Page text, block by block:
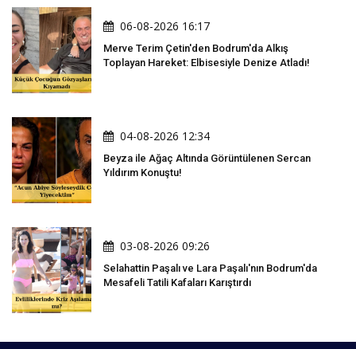
06-08-2026 16:17
Merve Terim Çetin'den Bodrum'da Alkış
Toplayan Hareket: Elbisesiyle Denize Atladı!
04-08-2026 12:34
Beyza ile Ağaç Altında Görüntülenen Sercan
Yıldırım Konuştu!
03-08-2026 09:26
Selahattin Paşalı ve Lara Paşalı'nın Bodrum'da
Mesafeli Tatili Kafaları Karıştırdı